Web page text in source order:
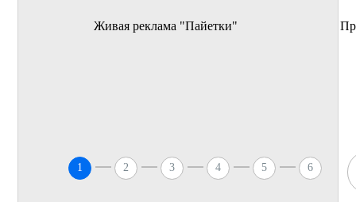
Живая реклама "Пайетки"
1 2 3 4 5 6